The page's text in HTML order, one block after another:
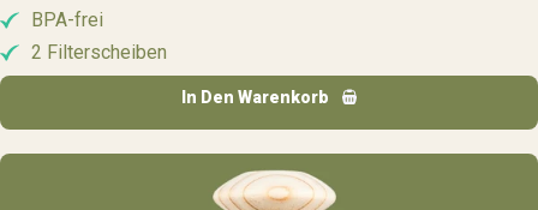
BPA-frei
2 Filterscheiben
In Den Warenkorb